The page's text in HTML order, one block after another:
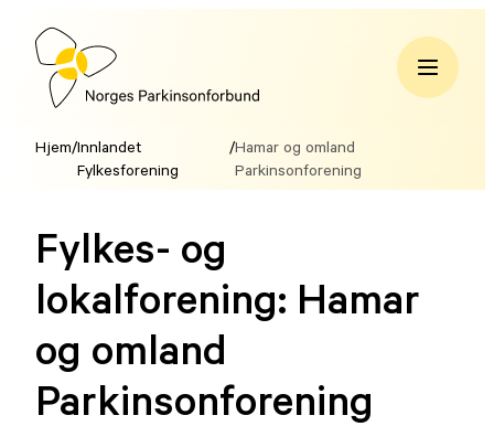
Hopp
innholdNorges
Hjem/Innlandet
Fylkesforening
/Hamar og omland
Parkinsonforening
Fylkes- og
lokalforening: Hamar
og omland
Parkinsonforening